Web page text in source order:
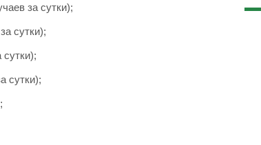
за сутки);
сутки);
сутки);